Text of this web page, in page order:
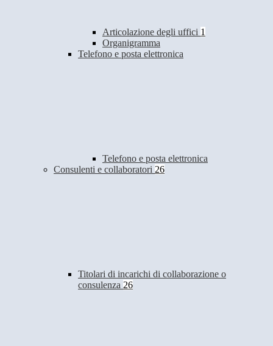
Articolazione degli uffici 1
Organigramma
Telefono e posta elettronica
Telefono e posta elettronica
Consulenti e collaboratori 26
Titolari di incarichi di collaborazione o
consulenza 26